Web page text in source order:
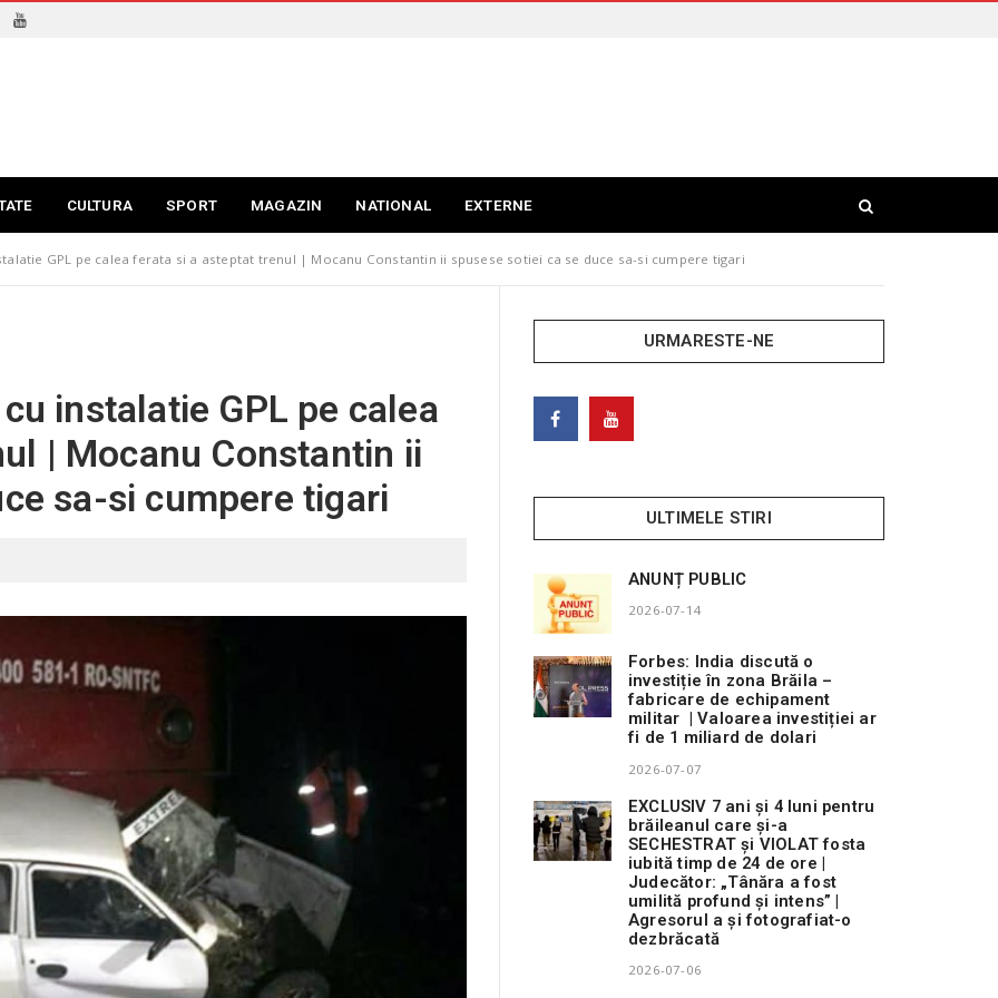
CULTURA SPORT MAGAZIN NATIONAL EXTERNE
GPL pe calea ferata si a asteptat trenul | Mocanu Constantin ii spusese sotiei ca se duce sa-si cumpere tigari
instalatie GPL pe calea
| Mocanu Constantin ii
sa-si cumpere tigari
URMARESTE-NE
ULTIMELE STIRI
ANUNȚ PUBLIC
2026-07-14
Forbes: India discută o
investiție în zona Brăila –
fabricare de echipament
militar | Valoarea investiției ar
fi de 1 miliard de dolari
2026-07-07
EXCLUSIV 7 ani și 4 luni pentru
brăileanul care și-a
SECHESTRAT și VIOLAT fosta
iubită timp de 24 de ore |
Judecător: „Tânăra a fost
umilită profund și intens” |
Agresorul a și fotografiat-o
dezbrăcată
2026-07-06